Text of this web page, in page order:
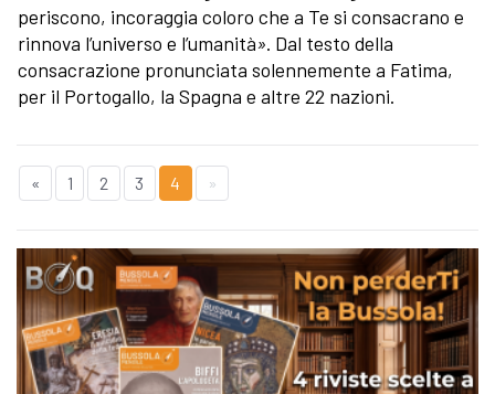
periscono, incoraggia coloro che a Te si consacrano e
rinnova l’universo e l’umanità». Dal testo della
consacrazione pronunciata solennemente a Fatima,
per il Portogallo, la Spagna e altre 22 nazioni.
« 1 2 3 4 »